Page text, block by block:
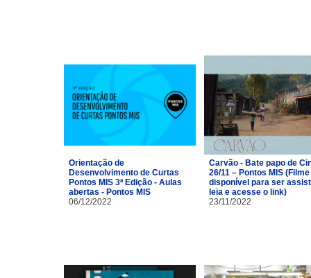
Orientação de
Desenvolvimento de Curtas
Pontos MIS 3ª Edição - Aulas
abertas - Pontos MIS
06/12/2022
Carvão - Bate papo de
26/11 – Pontos MIS (Filme
disponível para ser
leia e acesse o link)
23/11/2022